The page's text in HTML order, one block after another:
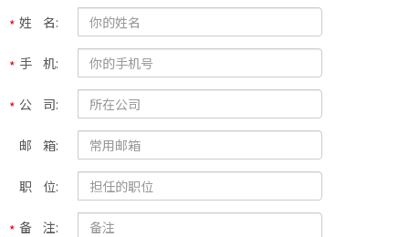
姓 名:
手 机:
公 司:
邮 箱:
职 位:
备 注: